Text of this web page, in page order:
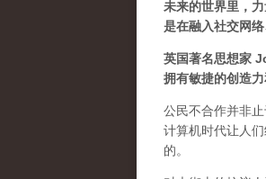
未来的世界里，
是在融入社交网
英国著名思想家
拥有敏捷的创造
公民不合作并非
计算机时代让人
的。